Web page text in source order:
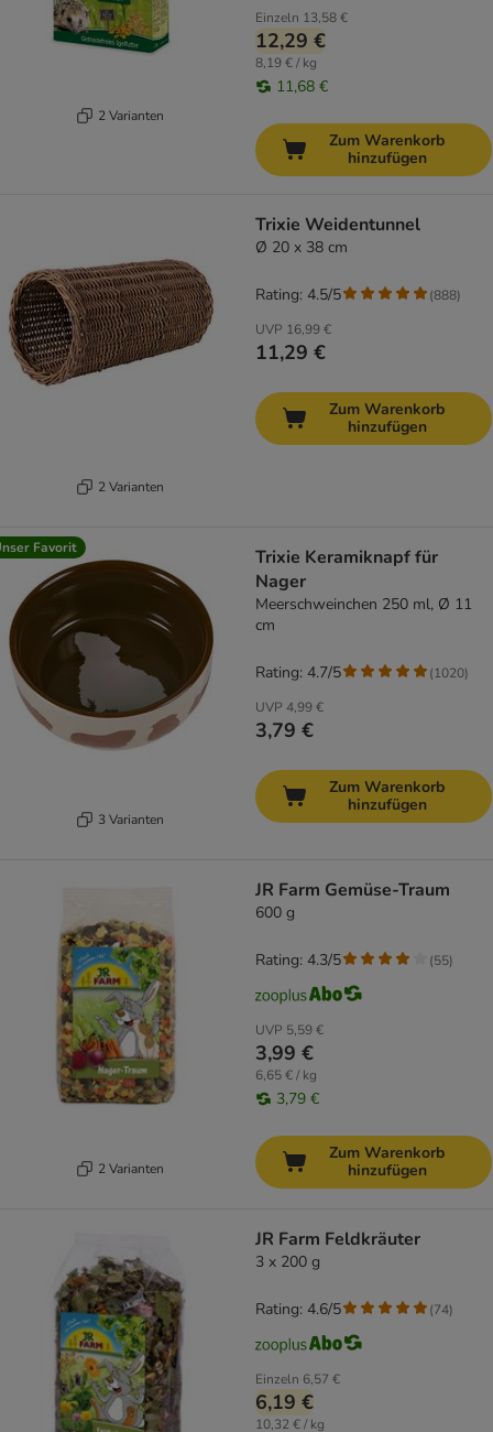
2 Varianten
Einzeln 13,58 €
12,29 €
8,19 € / kg
11,68 €
Zum Warenkorb
hinzufügen
2 Varianten
Trixie Weidentunnel
Ø 20 x 38 cm
UVP 16,99 €
11,29 €
Rating: 4.5/5 (888)
Zum Warenkorb
hinzufügen
Favorit
3 Varianten
Trixie Keramiknapf für
Nager
Meerschweinchen 250 ml, Ø 11
cm
UVP 4,99 €
3,79 €
Rating: 4.7/5 (1020)
Zum Warenkorb
hinzufügen
2 Varianten
JR Farm Gemüse-Traum
600 g
UVP 5,59 €
3,99 €
6,65 € / kg
3,79 €
Rating: 4.3/5 (55)
Zum Warenkorb
hinzufügen
JR Farm Feldkräuter
3 x 200 g
Einzeln 6,57 €
6,19 €
10,32 € / kg
Rating: 4.6/5 (74)